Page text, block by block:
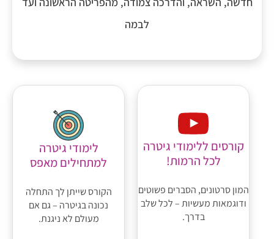
לבמה
קורסים ללימודי גיטרה
לכל הרמות!
המון סרטונים, הסברים פשוטים
ודוגמאות מעשיות – לכל שלב
בדרך.
לימודי גיטרה
למתחילים מאפס
הקורס שייתן לך התחלה
נכונה בגיטרה – גם אם
מעולם לא ניגנת.